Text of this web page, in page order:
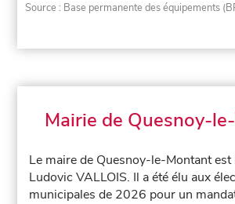
Source : Base permanente des équipements
Mairie de Quesnoy-
Le maire de Quesnoy-le-Montant
Ludovic VALLOIS. Il a été élu aux
municipales de 2026 pour un